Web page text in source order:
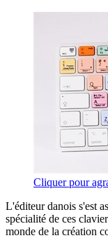
Cliquer pour
L'éditeur danois s'est
spécialité de ces
monde de la création